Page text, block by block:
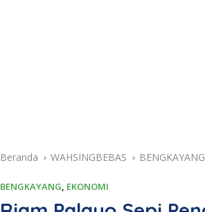
Beranda WAHSINGBEBAS BENGKAYANG
BENGKAYANG, EKONOMI